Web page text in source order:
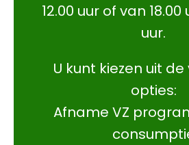
12.00 uur of van 18.00
uur.
U kunt kiezen uit
opties:
Afname VZ